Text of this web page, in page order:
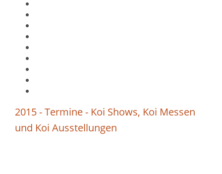
2015 - Termine - Koi Shows, Koi Messen
und Koi Ausstellungen